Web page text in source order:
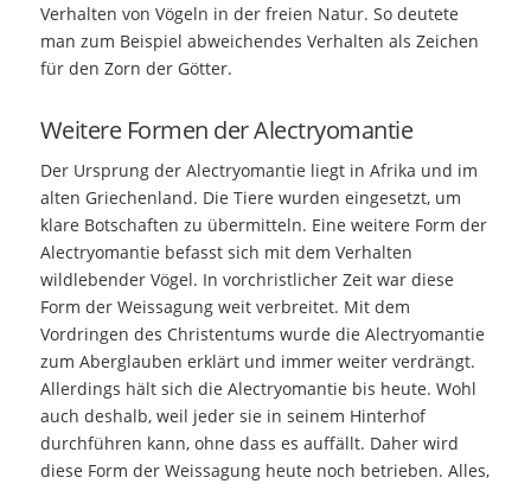
Verhalten von Vögeln in der freien Natur. So deutete
man zum Beispiel abweichendes Verhalten als Zeichen
für den Zorn der Götter.
Weitere Formen der Alectryomantie
Der Ursprung der Alectryomantie liegt in Afrika und im
alten Griechenland. Die Tiere wurden eingesetzt, um
klare Botschaften zu übermitteln. Eine weitere Form der
Alectryomantie befasst sich mit dem Verhalten
wildlebender Vögel. In vorchristlicher Zeit war diese
Form der Weissagung weit verbreitet. Mit dem
Vordringen des Christentums wurde die Alectryomantie
zum Aberglauben erklärt und immer weiter verdrängt.
Allerdings hält sich die Alectryomantie bis heute. Wohl
auch deshalb, weil jeder sie in seinem Hinterhof
durchführen kann, ohne dass es auffällt. Daher wird
diese Form der Weissagung heute noch betrieben. Alles,